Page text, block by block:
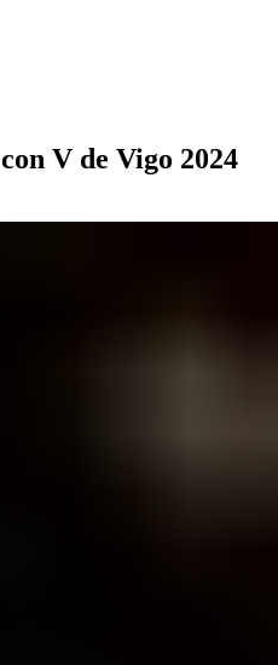
V de Vigo 2024